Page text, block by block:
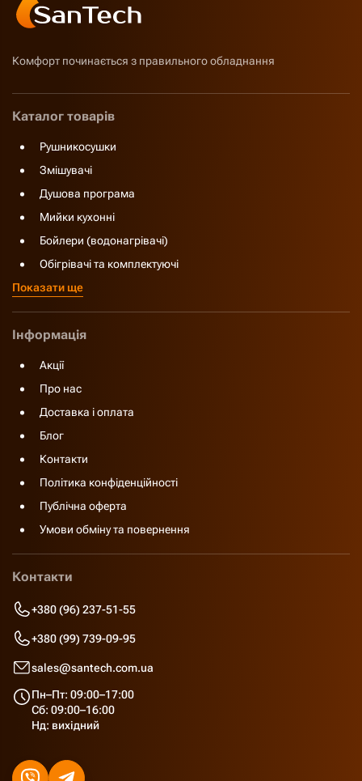
Комфорт починається з правильного обладнання
Каталог товарів
Рушникосушки
Змішувачі
Душова програма
Мийки кухонні
Бойлери (водонагрівачі)
Обігрівачі та комплектуючі
Показати ще
Інформація
Акції
Про нас
Доставка і оплата
Блог
Контакти
Політика конфіденційності
Публічна оферта
Умови обміну та повернення
Контакти
+380 (96) 237-51-55
+380 (99) 739-09-95
sales@santech.com.ua
Пн–Пт: 09:00–17:00
Сб: 09:00–16:00
Нд: вихідний